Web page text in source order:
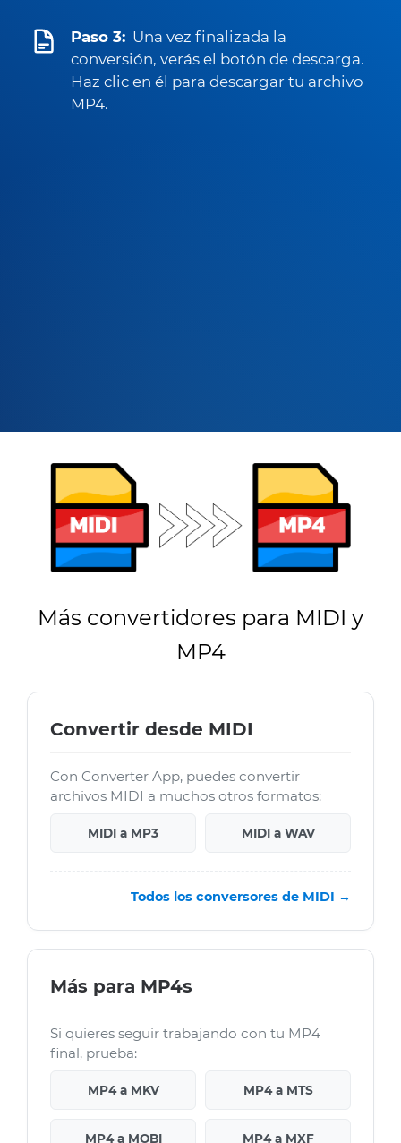
Paso 3: Una vez finalizada la
conversión, verás el botón de descarga.
Haz clic en él para descargar tu archivo
MP4.
Más convertidores para MIDI y
MP4
Convertir desde MIDI
Con Converter App, puedes convertir
archivos MIDI a muchos otros formatos:
MIDI a MP3 MIDI a WAV
Todos los conversores de MIDI →
Más para MP4s
Si quieres seguir trabajando con tu MP4
final, prueba:
MP4 a MKV MP4 a MTS
MP4 a MOBI MP4 a MXF